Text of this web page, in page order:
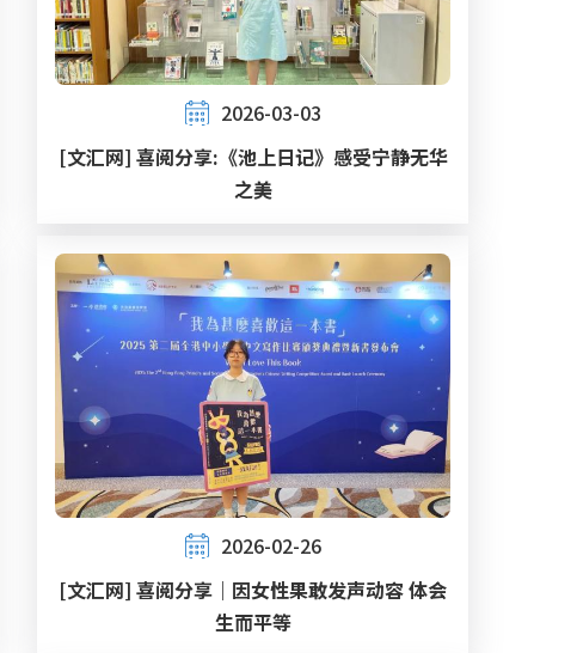
2026-03-03
[文汇网] 喜阅分享:《池上日记》感受宁静无华
之美
2026-02-26
[文汇网] 喜阅分享｜因女性果敢发声动容 体会
生而平等